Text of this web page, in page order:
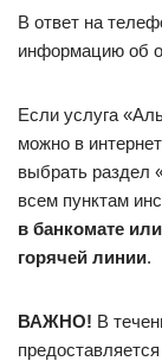
В ответ на
информацию об
Если услуга
можно в
выбрать раздел
всем пунктам
в банкомате
горячей линии.
ВАЖНО! В